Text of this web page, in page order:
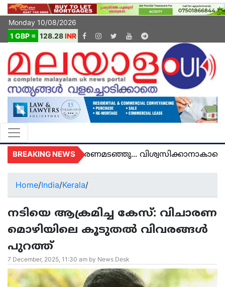
Monday 10/08/2026
1 GBP = 128.28INR
BREAKING NEWSമരണമടഞ്ഞു... വിശ്വസിക്കാനാകാതെ
Home/India/Kerala/
നടിയെ ആക്രമിച്ച കേസ്: വിചാരണ
മൊഴിയിലെ കൂടുതൽ വിവരങ്ങൾ
പുറത്ത്
7 December, 2025, 11:30 am by News Desk